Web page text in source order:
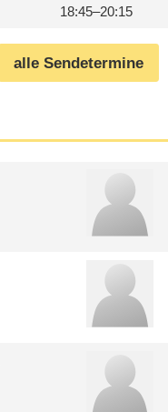
18:45–20:15
alle Sendetermine